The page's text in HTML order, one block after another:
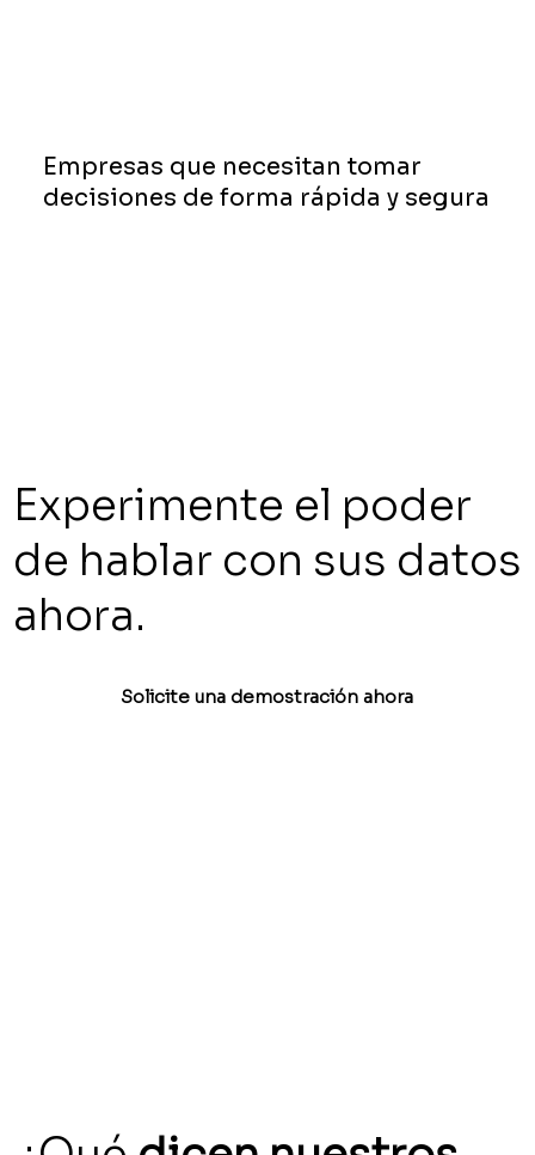
Empresas que necesitan tomar
decisiones de forma rápida y segura
Experimente el poder
de hablar con sus datos
ahora.
Solicite una demostración ahora